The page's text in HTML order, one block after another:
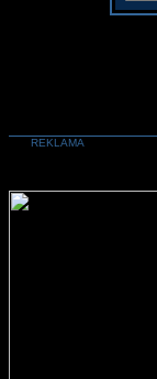
REKLAMA